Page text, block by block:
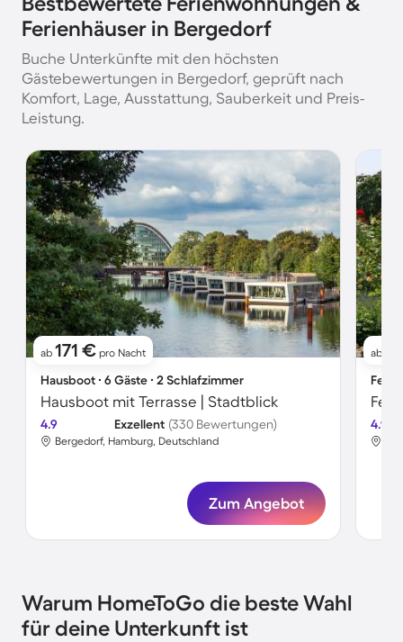
Ferienhäuser in Bergedorf
Buche Unterkünfte mit den höchsten
Gästebewertungen in Bergedorf, geprüft nach
Komfort, Lage, Ausstattung, Sauberkeit und Preis-
Leistung.
ab 171 € pro Nacht
Hausboot ∙ 6 Gäste ∙ 2 Schlafzimmer
Hausboot mit Terrasse | Stadtblick
4.9 Exzellent (330 Bewertungen)
Bergedorf, Hamburg, Deutschland
Zum Angebot
ab
4.9
Warum HomeToGo die beste Wahl
für deine Unterkunft ist